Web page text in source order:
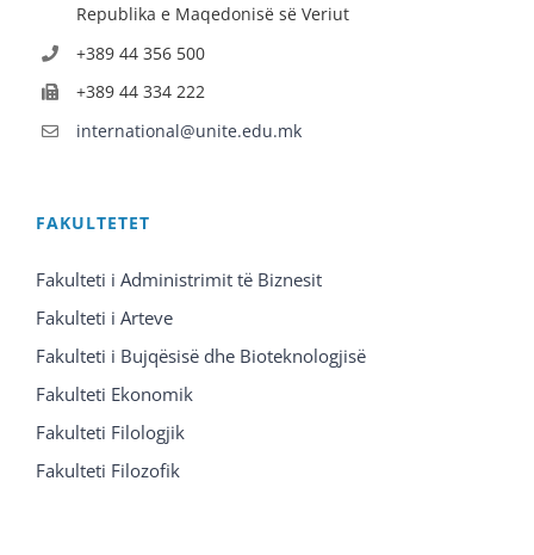
Republika e Maqedonisë së Veriut
+389 44 356 500
+389 44 334 222
international@unite.edu.mk
FAKULTETET
Fakulteti i Administrimit të Biznesit
Fakulteti i Arteve
Fakulteti i Bujqësisë dhe Bioteknologjisë
Fakulteti Ekonomik
Fakulteti Filologjik
Fakulteti Filozofik